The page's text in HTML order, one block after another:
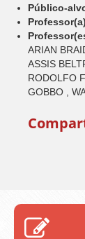
Público-
ARIAN
ASSIS
RODOLFO
GOBBO ,